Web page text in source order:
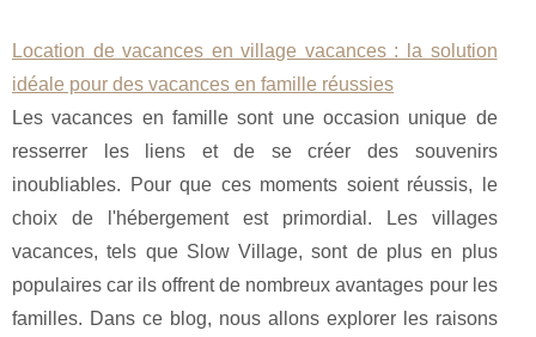
Location de vacances en village vacances : la solution
idéale pour des vacances en famille réussies
Les vacances en famille sont une occasion unique de
resserrer les liens et de se créer des souvenirs
inoubliables. Pour que ces moments soient réussis, le
choix de l'hébergement est primordial. Les villages
vacances, tels que Slow Village, sont de plus en plus
populaires car ils offrent de nombreux avantages pour les
familles. Dans ce blog, nous allons explorer les raisons